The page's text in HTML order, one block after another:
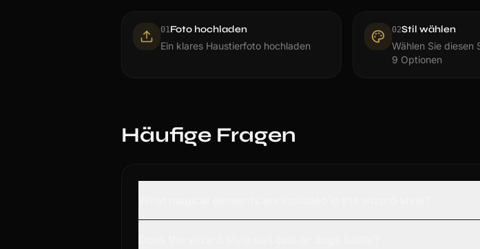
01 Foto hochladen
Ein klares Haustierfoto hochladen
02Stil wählen
Wählen Sie diesen
9 Optionen
Häufige Fragen